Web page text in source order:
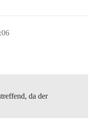
da der